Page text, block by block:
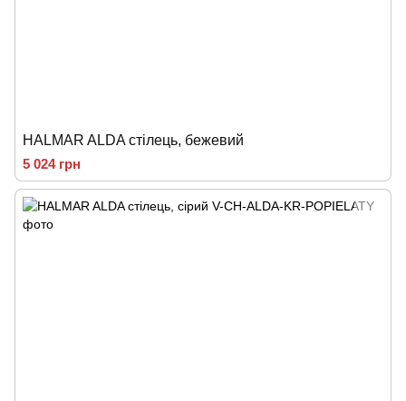
HALMAR ALDA стілець, бежевий
5 024 грн